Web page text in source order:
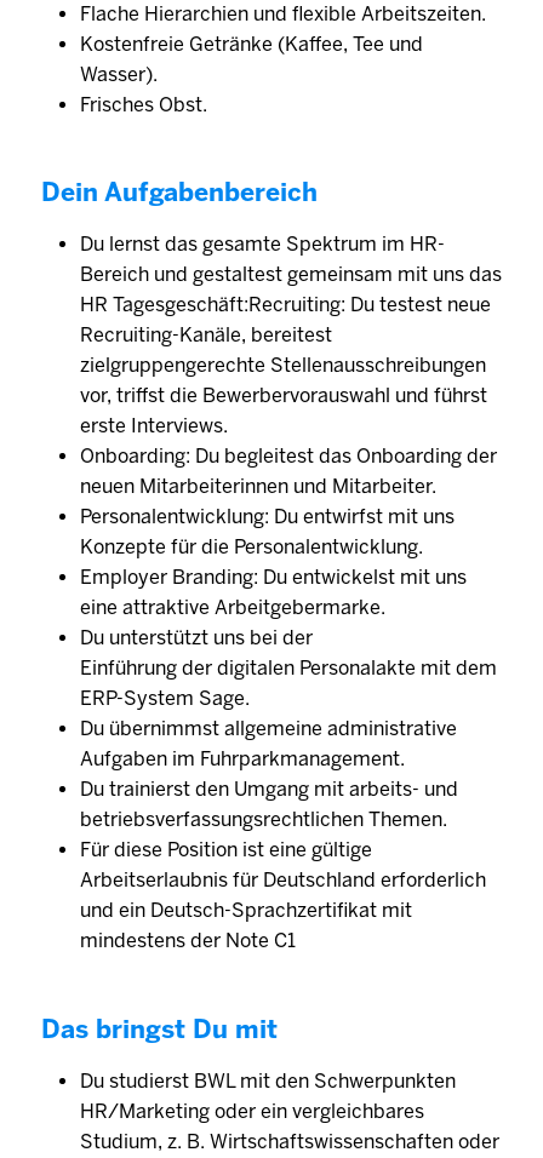
Flache Hierarchien und flexible Arbeitszeiten.
Kostenfreie Getränke (Kaffee, Tee und
Wasser).
Frisches Obst.
Dein Aufgabenbereich
Du lernst das gesamte Spektrum im HR-
Bereich und gestaltest gemeinsam mit uns das
HR Tagesgeschäft:Recruiting: Du testest neue
Recruiting-Kanäle, bereitest
zielgruppengerechte Stellenausschreibungen
vor, triffst die Bewerbervorauswahl und führst
erste Interviews.
Onboarding: Du begleitest das Onboarding der
neuen Mitarbeiterinnen und Mitarbeiter.
Personalentwicklung: Du entwirfst mit uns
Konzepte für die Personalentwicklung.
Employer Branding: Du entwickelst mit uns
eine attraktive Arbeitgebermarke.
Du unterstützt uns bei der
Einführung der digitalen Personalakte mit dem
ERP-System Sage.
Du übernimmst allgemeine administrative
Aufgaben im Fuhrparkmanagement.
Du trainierst den Umgang mit arbeits- und
betriebsverfassungsrechtlichen Themen.
Für diese Position ist eine gültige
Arbeitserlaubnis für Deutschland erforderlich
und ein Deutsch-Sprachzertifikat mit
mindestens der Note C1
Das bringst Du mit
Du studierst BWL mit den Schwerpunkten
HR/Marketing oder ein vergleichbares
Studium, z. B. Wirtschaftswissenschaften oder